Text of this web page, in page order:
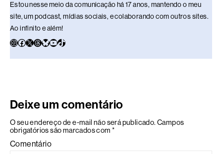
Estou nesse meio da comunicação há 17 anos, mantendo o meu
site, um podcast, mídias sociais, e colaborando com outros sites.
Ao infinito e além!
Deixe um comentário
O seu endereço de e-mail não será publicado. Campos
obrigatórios são marcados com *
Comentário